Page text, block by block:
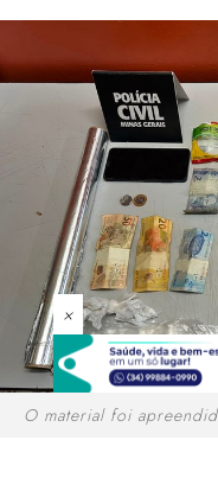
×
O material foi